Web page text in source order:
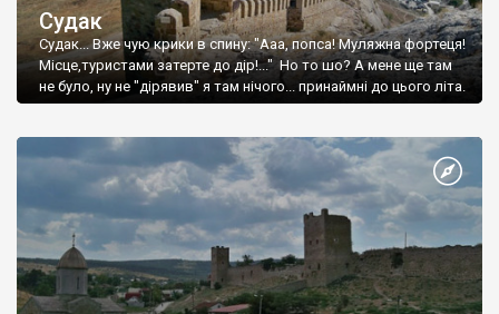
Судак
Судак... Вже чую крики в спину: "Ааа, попса! Муляжна фортеця!
Місце,туристами затерте до дір!..." Но то шо? А мене ще там
не було, ну не "дірявив" я там нічого... принаймні до цього літа.